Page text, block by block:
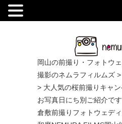
岡山の前撮り・フォトウ
撮影のネムラフィルムズ >
> 大人気の桜前撮りキャ
お写真日にち別ご紹介で
倉敷前撮りフォトウェデ